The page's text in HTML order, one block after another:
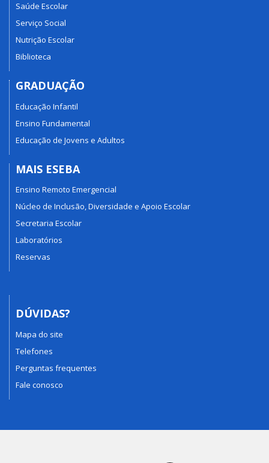
Saúde Escolar
Serviço Social
Nutrição Escolar
Biblioteca
GRADUAÇÃO
Educação Infantil
Ensino Fundamental
Educação de Jovens e Adultos
MAIS ESEBA
Ensino Remoto Emergencial
Núcleo de Inclusão, Diversidade e Apoio Escolar
Secretaria Escolar
Laboratórios
Reservas
DÚVIDAS?
Mapa do site
Telefones
Perguntas frequentes
Fale conosco